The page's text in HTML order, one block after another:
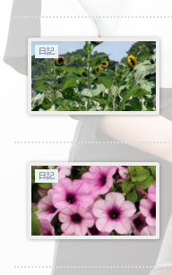
日記
日記